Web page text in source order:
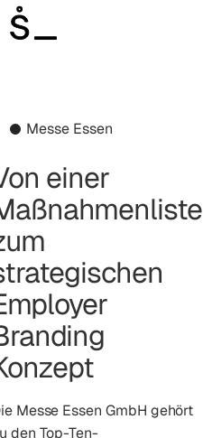
Messe Essen
einer
Messe Essen GmbH gehört
den Top-Ten-